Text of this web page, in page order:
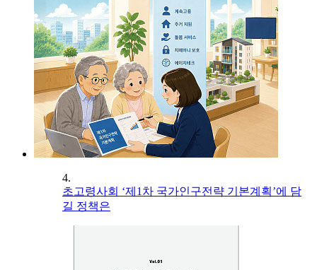
4.
초고령사회 ‘제1차 국가인구전략 기본계획’에 담
길 정책은